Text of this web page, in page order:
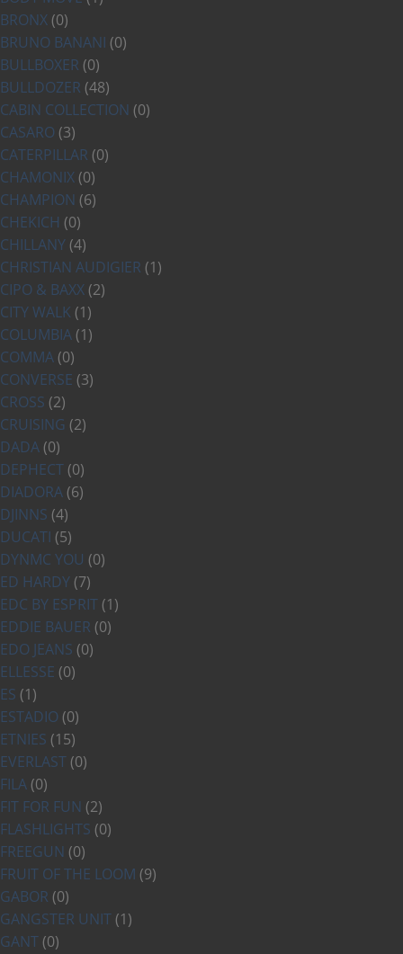
BRONX (0)
BRUNO BANANI (0)
BULLBOXER (0)
BULLDOZER (48)
CABIN COLLECTION (0)
CASARO (3)
CATERPILLAR (0)
CHAMONIX (0)
CHAMPION (6)
CHEKICH (0)
CHILLANY (4)
CHRISTIAN AUDIGIER (1)
CIPO & BAXX (2)
CITY WALK (1)
COLUMBIA (1)
COMMA (0)
CONVERSE (3)
CROSS (2)
CRUISING (2)
DADA (0)
DEPHECT (0)
DIADORA (6)
DJINNS (4)
DUCATI (5)
DYNMC YOU (0)
ED HARDY (7)
EDC BY ESPRIT (1)
EDDIE BAUER (0)
EDO JEANS (0)
ELLESSE (0)
ES (1)
ESTADIO (0)
ETNIES (15)
EVERLAST (0)
FILA (0)
FIT FOR FUN (2)
FLASHLIGHTS (0)
FREEGUN (0)
FRUIT OF THE LOOM (9)
GABOR (0)
GANGSTER UNIT (1)
GANT (0)